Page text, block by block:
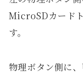
MicroSDカード
す。
物理ボタン側に